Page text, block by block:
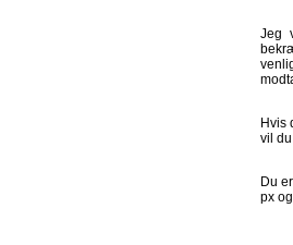
Jeg
Hvis
vil
Du
px